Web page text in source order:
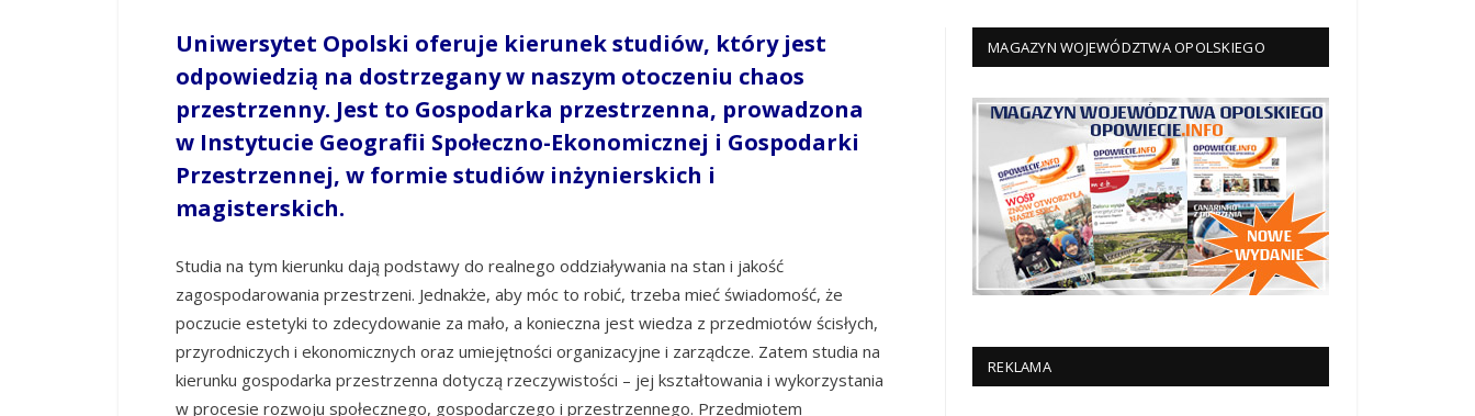
Uniwersytet Opolski oferuje kierunek studiów, który jest
odpowiedzią na dostrzegany w naszym otoczeniu chaos
przestrzenny. Jest to Gospodarka przestrzenna, prowadzona
w Instytucie Geografii Społeczno-Ekonomicznej i Gospodarki
Przestrzennej, w formie studiów inżynierskich i
magisterskich.
Studia na tym kierunku dają podstawy do realnego oddziaływania na stan i jakość
zagospodarowania przestrzeni. Jednakże, aby móc to robić, trzeba mieć świadomość, że
poczucie estetyki to zdecydowanie za mało, a konieczna jest wiedza z przedmiotów ścisłych,
przyrodniczych i ekonomicznych oraz umiejętności organizacyjne i zarządcze. Zatem studia na
kierunku gospodarka przestrzenna dotyczą rzeczywistości – jej kształtowania i wykorzystania
w procesie rozwoju społecznego, gospodarczego i przestrzennego. Przedmiotem
MAGAZYN WOJEWÓDZTWA OPOLSKIEGO
REKLAMA